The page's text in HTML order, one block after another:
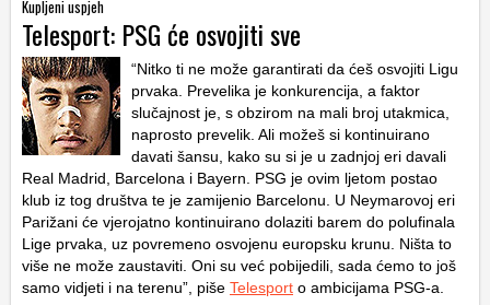
Kupljeni uspjeh
Telesport: PSG će osvojiti sve
“Nitko ti ne može garantirati da ćeš osvojiti Ligu
prvaka. Prevelika je konkurencija, a faktor
slučajnost je, s obzirom na mali broj utakmica,
naprosto prevelik. Ali možeš si kontinuirano
davati šansu, kako su si je u zadnjoj eri davali
Real Madrid, Barcelona i Bayern. PSG je ovim ljetom postao
klub iz tog društva te je zamijenio Barcelonu. U Neymarovoj eri
Parižani će vjerojatno kontinuirano dolaziti barem do polufinala
Lige prvaka, uz povremeno osvojenu europsku krunu. Ništa to
više ne može zaustaviti. Oni su već pobijedili, sada ćemo to još
samo vidjeti i na terenu”, piše Telesport o ambicijama PSG-a.